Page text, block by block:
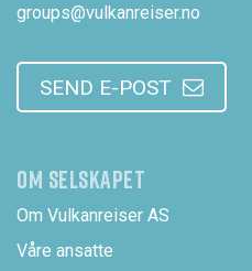
groups@vulkanreiser.no
SEND E-POST
OM SELSKAPET
Om Vulkanreiser AS
Våre ansatte